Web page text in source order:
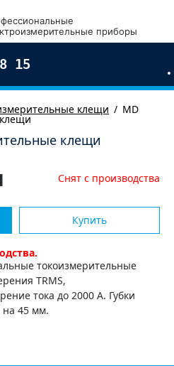
приборы
15
клещи MD
клещи
Снят с производства
Купить
токоизмерительные
TRMS,
тока до 2000 А. Губки
45 мм.